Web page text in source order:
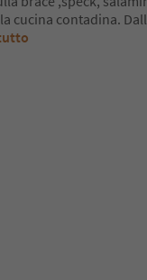
cucina contadina.